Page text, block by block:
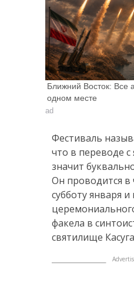
Ближний Восток: Все
одном месте
ad
Фестиваль
что в переводе с
значит
Он проводится в
субботу января и
факела в
святилище